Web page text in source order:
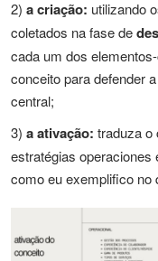
2) a criação: utilizando
coletados na fase de
cada um dos
conceito para defender
central;
3) a ativação: traduza o
estratégias operaciones
como eu exemplifico no